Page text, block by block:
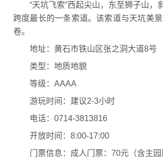
“天坑飞索”西起尖山，东至狮子山，
跨度最长的一条索道。该索道与天坑美
卷。
地址：黄石市铁山区张之洞大道8号
类型：地质地貌
等级：AAAA
游玩时间：建议2-3小时
电话：0714-3813816
开放时间：8:00-17:00
门票信息：成人门票：70元（含主园